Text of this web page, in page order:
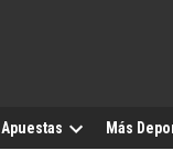
Apuestas Más